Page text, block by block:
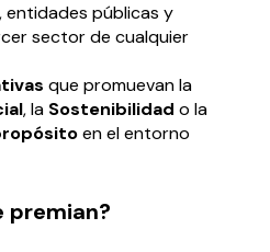
entidades públicas y
sector de cualquier
que promuevan la
, la Sostenibilidad o la
en el entorno
premian?